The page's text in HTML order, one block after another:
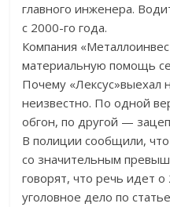
главного инженера.
с 2000-го года.
Компания «
материальную помощь
Почему «Лексус»выехал
неизвестно. По одной
обгон, по другой —
В полиции сообщили, что
со значительным
говорят, что речь идет о
уголовное дело по статье